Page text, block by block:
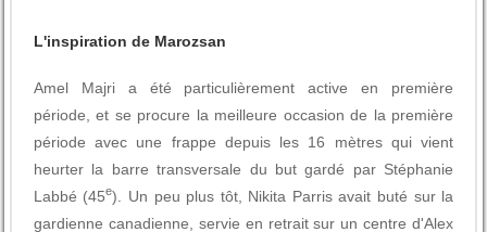
L'inspiration de Marozsan
Amel Majri a été particulièrement active en première
période, et se procure la meilleure occasion de la première
période avec une frappe depuis les 16 mètres qui vient
heurter la barre transversale du but gardé par Stéphanie
Labbé (45e). Un peu plus tôt, Nikita Parris avait buté sur la
gardienne canadienne, servie en retrait sur un centre d'Alex